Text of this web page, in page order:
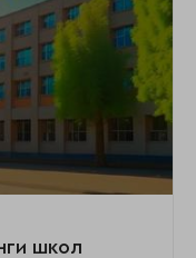
школ